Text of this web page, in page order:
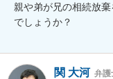
親や弟が兄の相続放
でしょうか？
関 大河 弁護